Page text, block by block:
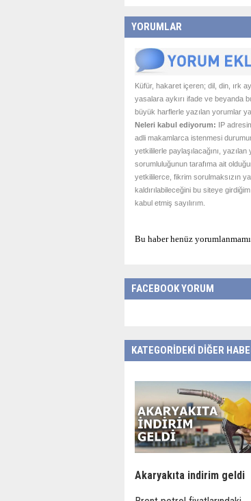
YORUMLAR
Küfür, hakaret içeren; dil, din, ırk
yasalara aykırı ifade ve beyanda
büyük harflerle yazılan yorumlar
Neleri kabul ediyorum: IP
adli makamlarca istenmesi
yetkililerle paylaşılacağını, yazılan
sorumluluğunun tarafıma ait
yetkililerce, fikrim sorulmaksızın
kaldırılabileceğini bu siteye
kabul etmiş sayılırım.
Bu haber henüz
FACEBOOK YORUM
KATEGORİDEKİ DİĞER
Akaryakıta indirim geldi